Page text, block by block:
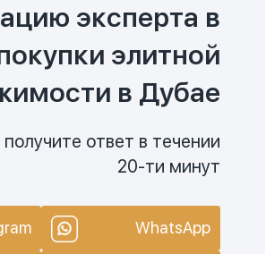
эксперта в
элитной
в Дубае
ответ в течении
20-ти минут
WhatsApp